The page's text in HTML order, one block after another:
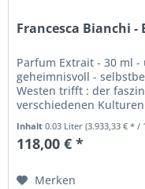
Francesca Bianchi -
Parfum Extrait - 30 ml
geheimnisvoll -
Westen trifft : der
verschiedenen
hervorbringt....
Inhalt0.03 Liter(3.933,33 € * /
118,00 € *
Merken